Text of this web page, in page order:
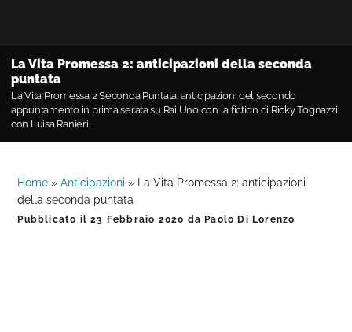
La Vita Promessa 2: anticipazioni della seconda
puntata
La Vita Promessa 2 Seconda Puntata: anticipazioni del secondo
appuntamento in prima serata su Rai Uno con la fiction di Ricky Tognazzi
con Luisa Ranieri.
Home »Anticipazioni »
La Vita Promessa 2: anticipazioni
della seconda puntata
Pubblicato il23 Febbraio 2020 da Paolo Di Lorenzo